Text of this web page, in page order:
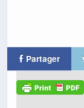
Partager